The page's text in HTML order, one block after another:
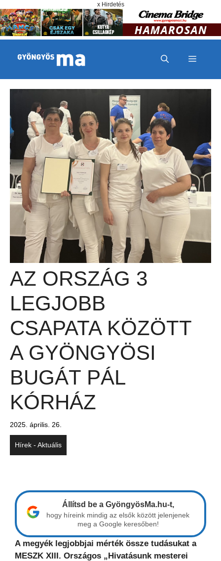
x Hirdetés
MENÜ
AZ ORSZÁG 3
LEGJOBB
CSAPATA KÖZÖTT
A GYÖNGYÖSI
BUGÁT PÁL
KÓRHÁZ
2025. április. 26.
Hírek - Aktuális
Állítsd be a GyöngyösMa.hu-t,
hogy híreink mindig az elsők között jelenjenek
meg a Google keresőben!
A megyék legjobbjai mérték össze tudásukat a
MESZK XIII. Országos „Hivatásunk mesterei